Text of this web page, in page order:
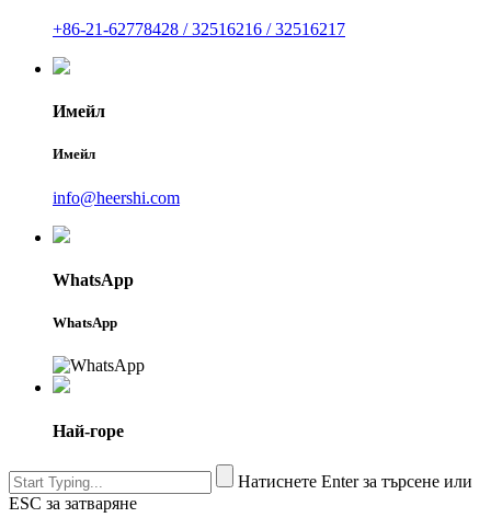
+86-21-62778428 / 32516216 / 32516217
Имейл
Имейл
info@heershi.com
WhatsApp
WhatsApp
Най-горе
Натиснете Enter за търсене или
ESC за затваряне